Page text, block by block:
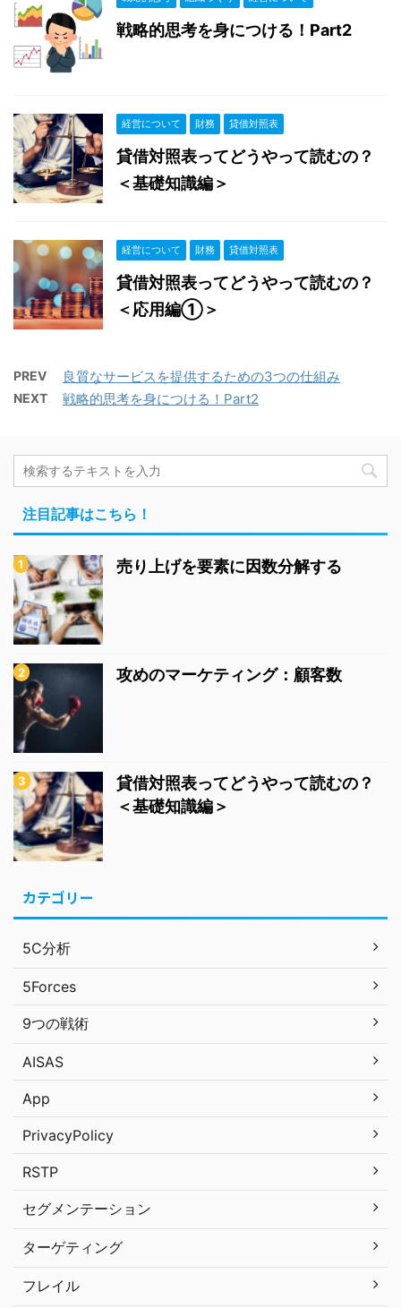
戦略的思考を身につける！Part2
経営について 財務 貸借対照表
貸借対照表ってどうやって読むの？
＜基礎知識編＞
経営について 財務 貸借対照表
貸借対照表ってどうやって読むの？
＜応用編①＞
PREV 良質なサービスを提供するための3つの仕組み
NEXT 戦略的思考を身につける！Part2
注目記事はこちら！
売り上げを要素に因数分解する
攻めのマーケティング：顧客数
貸借対照表ってどうやって読むの？
＜基礎知識編＞
カテゴリー
5C分析
5Forces
9つの戦術
AISAS
App
PrivacyPolicy
RSTP
セグメンテーション
ターゲティング
フレイル